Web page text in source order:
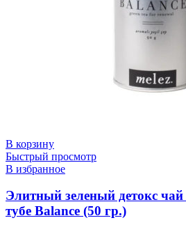
В корзину
Быстрый просмотр
В избранное
Элитный зеленый детокс
тубе Balance (50 гр.)